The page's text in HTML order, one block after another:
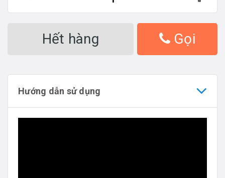
Hết hàng Gọi
Hướng dẫn sử dụng